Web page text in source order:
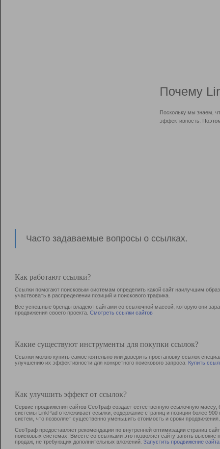
Почему
Поскольку мы знаем,
эффективность.
Часто задаваемые вопросы о ссылках.
Как работают ссылки?
Ссылки помогают поисковым системам определить какой сайт наилучшим
участвовать в раcпределении позиций и поискового трафика.
Все успешные бренды владеют сайтами со ссылочной массой, которую они
продвижения своего проекта. Смотреть ссылки сайтов
Какие существуют инструменты для покупки ссылок?
Ссылки можно купить самостоятельно или доверить простановку ссылок
улучшению их эффективности для конкретного поискового запроса. Купить
Как улучшить эффект от ссылок?
Сервис продвижения сайтов СеоТраф создает естественную ссылочную
системы LinkPad отслеживает ссылки, содержание страниц и позиции более
систем, что позволяет существенно уменьшить стоимость и сроки продвижения.
СеоТраф предоставляет рекомендации по внутренней оптимизации страниц
поисковых системах. Вместе со ссылками это позволяет сайту занять
продаж, не требующих дополнительных вложений. Запустить продвижение сайта